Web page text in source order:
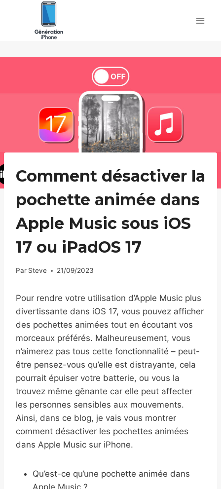
Comment désactiver la
pochette animée dans
Apple Music sous iOS
17 ou iPadOS 17
Par Steve 21/09/2023
Pour rendre votre utilisation d’Apple Music plus
divertissante dans iOS 17, vous pouvez afficher
des pochettes animées tout en écoutant vos
morceaux préférés. Malheureusement, vous
n’aimerez pas tous cette fonctionnalité – peut-
être pensez-vous qu’elle est distrayante, cela
pourrait épuiser votre batterie, ou vous la
trouvez même gênante car elle peut affecter
les personnes sensibles aux mouvements.
Ainsi, dans ce blog, je vais vous montrer
comment désactiver les pochettes animées
dans Apple Music sur iPhone.
Qu’est-ce qu’une pochette animée dans